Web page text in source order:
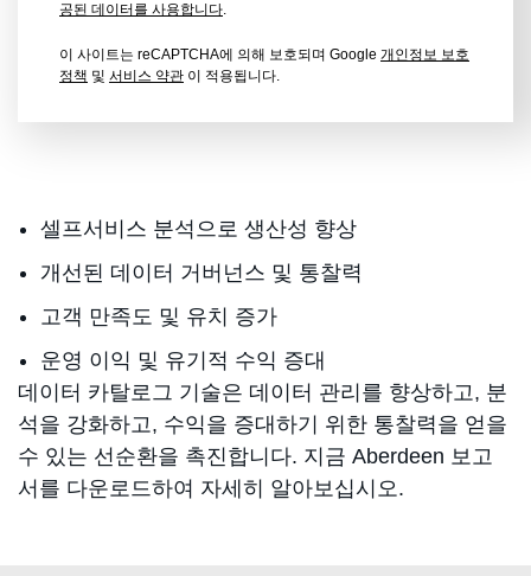
공된 데이터를 사용합니다.
이 사이트는 reCAPTCHA에 의해 보호되며 Google 개인정보 보호
정책 및 서비스 약관 이 적용됩니다.
셀프서비스 분석으로 생산성 향상
개선된 데이터 거버넌스 및 통찰력
고객 만족도 및 유치 증가
운영 이익 및 유기적 수익 증대
데이터 카탈로그 기술은 데이터 관리를 향상하고, 분
석을 강화하고, 수익을 증대하기 위한 통찰력을 얻을
수 있는 선순환을 촉진합니다. 지금 Aberdeen 보고
서를 다운로드하여 자세히 알아보십시오.